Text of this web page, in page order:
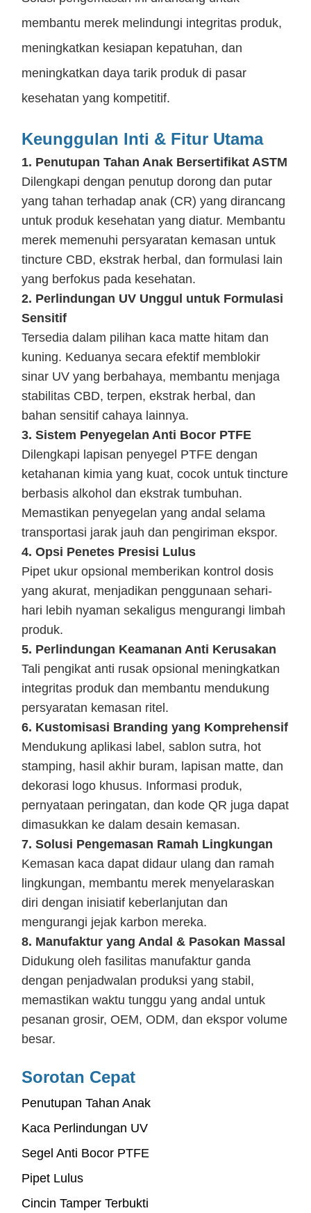
membantu merek melindungi integritas produk,
meningkatkan kesiapan kepatuhan, dan
meningkatkan daya tarik produk di pasar
kesehatan yang kompetitif.
Keunggulan Inti & Fitur Utama
1. Penutupan Tahan Anak Bersertifikat ASTM
Dilengkapi dengan penutup dorong dan putar
yang tahan terhadap anak (CR) yang dirancang
untuk produk kesehatan yang diatur. Membantu
merek memenuhi persyaratan kemasan untuk
tincture CBD, ekstrak herbal, dan formulasi lain
yang berfokus pada kesehatan.
2. Perlindungan UV Unggul untuk Formulasi
Sensitif
Tersedia dalam pilihan kaca matte hitam dan
kuning. Keduanya secara efektif memblokir
sinar UV yang berbahaya, membantu menjaga
stabilitas CBD, terpen, ekstrak herbal, dan
bahan sensitif cahaya lainnya.
3. Sistem Penyegelan Anti Bocor PTFE
Dilengkapi lapisan penyegel PTFE dengan
ketahanan kimia yang kuat, cocok untuk tincture
berbasis alkohol dan ekstrak tumbuhan.
Memastikan penyegelan yang andal selama
transportasi jarak jauh dan pengiriman ekspor.
4. Opsi Penetes Presisi Lulus
Pipet ukur opsional memberikan kontrol dosis
yang akurat, menjadikan penggunaan sehari-
hari lebih nyaman sekaligus mengurangi limbah
produk.
5. Perlindungan Keamanan Anti Kerusakan
Tali pengikat anti rusak opsional meningkatkan
integritas produk dan membantu mendukung
persyaratan kemasan ritel.
6. Kustomisasi Branding yang Komprehensif
Mendukung aplikasi label, sablon sutra, hot
stamping, hasil akhir buram, lapisan matte, dan
dekorasi logo khusus. Informasi produk,
pernyataan peringatan, dan kode QR juga dapat
dimasukkan ke dalam desain kemasan.
7. Solusi Pengemasan Ramah Lingkungan
Kemasan kaca dapat didaur ulang dan ramah
lingkungan, membantu merek menyelaraskan
diri dengan inisiatif keberlanjutan dan
mengurangi jejak karbon mereka.
8. Manufaktur yang Andal & Pasokan Massal
Didukung oleh fasilitas manufaktur ganda
dengan penjadwalan produksi yang stabil,
memastikan waktu tunggu yang andal untuk
pesanan grosir, OEM, ODM, dan ekspor volume
besar.
Sorotan Cepat
Penutupan Tahan Anak
Kaca Perlindungan UV
Segel Anti Bocor PTFE
Pipet Lulus
Cincin Tamper Terbukti